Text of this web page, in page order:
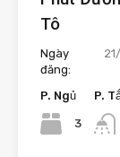
Tô
Ngày
đăng:
P. Ngủ
3
P.